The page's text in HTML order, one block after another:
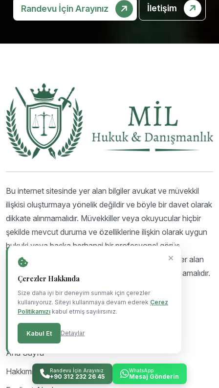
Randevu İçin Arayınız
+90 312 232 26 45
WhatsApp
Mesaj Gönderin
Randevu İçin Arayınız İletişim
Bu internet sitesinde yer alan bilgiler avukat ve müvekkil
ilişkisi oluşturmaya yönelik değildir ve böyle bir davet olarak
dikkate alınmamalıdır. Müvekkiller veya okuyucular hiçbir
şekilde mevcut duruma ve özelliklerine ilişkin olarak uygun
hukuki veya başka herhangi bir profesyonel görüş
almadan, MİL Hukuk&Danışmanlık web sitesinde yer alan
herhangi bir hususa dayanarak bir eylemde bulunmamalıdır.
Linkler
Ana Sayfa
Hakkımızda
Çerezler Hakkında
Size daha iyi bir deneyim sunmak için çerezler
kullanıyoruz. Siteyi kullanmaya devam ederek Çerez
Politikamızı kabul etmiş sayılırsınız.
Kabul Et Detaylar